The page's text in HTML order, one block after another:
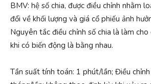
BMV: hệ số chia, được điều chỉnh nhằm
đổi về khối lượng và giá cổ phiếu ảnh
Nguyên tắc điều chỉnh số chia là làm cho
khi có biến động là bằng nhau.
Tần suất tính toán: 1 phút/lần; Điều